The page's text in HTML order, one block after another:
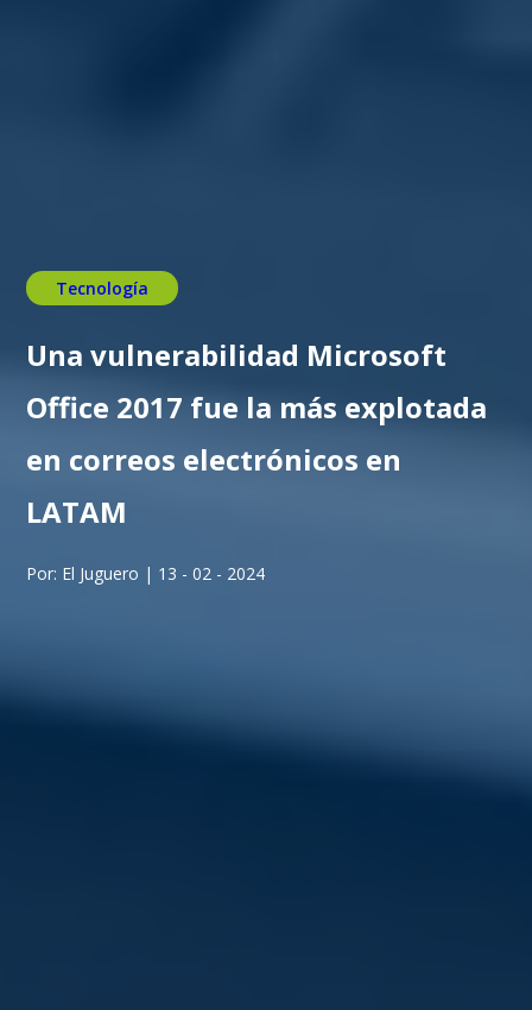
Tecnología
Una vulnerabilidad Microsoft
Office 2017 fue la más explotada
en correos electrónicos en
LATAM
Por: El Juguero | 13 - 02 - 2024